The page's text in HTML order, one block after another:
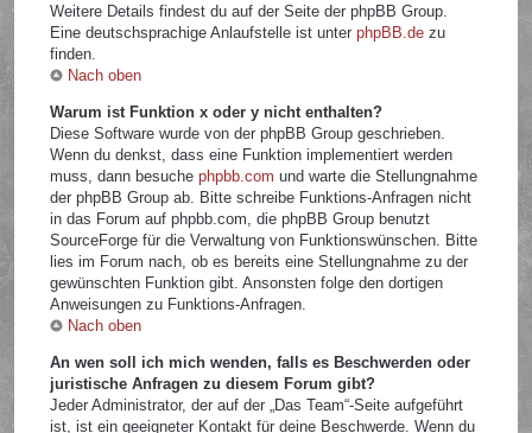
Weitere Details findest du auf der Seite der phpBB Group.
Eine deutschsprachige Anlaufstelle ist unterphpBB.de zu
finden.
Nach oben
Warum ist Funktion x oder y nicht enthalten?
Diese Software wurde von der phpBB Group geschrieben.
Wenn du denkst, dass eine Funktion implementiert werden
muss, dann besuchephpbb.com und warte die Stellungnahme
der phpBB Group ab. Bitte schreibe Funktions-Anfragen nicht
in das Forum auf phpbb.com, die phpBB Group benutzt
SourceForge für die Verwaltung von Funktionswünschen. Bitte
lies im Forum nach, ob es bereits eine Stellungnahme zu der
gewünschten Funktion gibt. Ansonsten folge den dortigen
Anweisungen zu Funktions-Anfragen.
Nach oben
An wen soll ich mich wenden, falls es Beschwerden oder
juristische Anfragen zu diesem Forum gibt?
Jeder Administrator, der auf der „Das Team“-Seite aufgeführt
ist, ist ein geeigneter Kontakt für deine Beschwerde. Wenn du